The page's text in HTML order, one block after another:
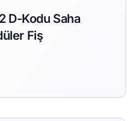
D-Kodu Saha
Fiş